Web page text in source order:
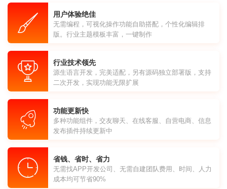
用户体验绝佳
无需编程，可视化操作功能自助搭配，个性化编辑排
版。行业主题模板丰富，一键制作
行业技术领先
源生语言开发，完美适配，另有源码独立部署版，支持
二次开发，实现功能无限扩展
功能更新快
多种功能组件，交友聊天、在线客服、自营电商、信息
发布插件持续更新中
省钱、省时、省力
无需找APP开发公司、无需自建团队费用、时间、人力
成本均可节省90%